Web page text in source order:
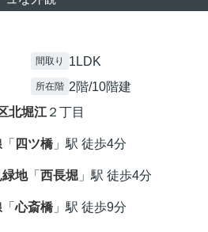
間取り 1LDK
所在階 2階/10階建
北堀江 ２丁目
「 四ツ橋」駅 徒歩4分
地「 西長堀 」駅 徒歩4分
「心斎橋」駅 徒歩9分